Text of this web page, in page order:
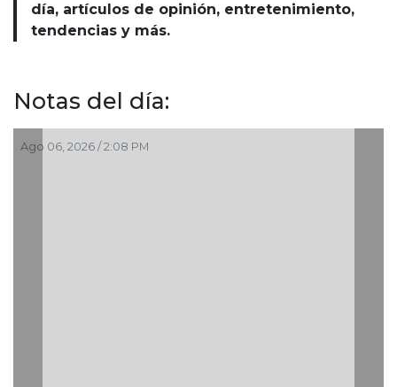
día, artículos de opinión, entretenimiento,
tendencias y más.
Notas del día:
Ago 06, 2026 / 1:33 PM